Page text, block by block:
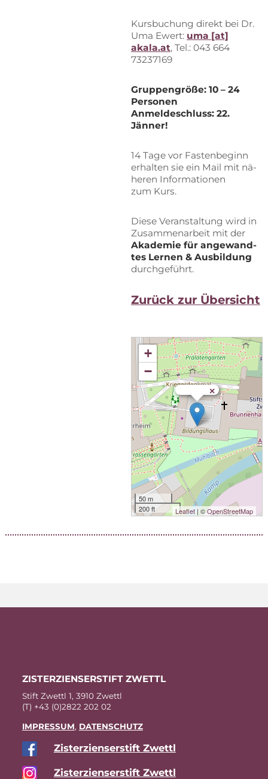
Kurs­bu­chung di­rekt bei Dr.
Uma Ewert: uma [at]
akala.at, Tel.: 043 664
73237169
Grup­pen­grö­ße: 10 – 24
Personen
An­mel­de­schluss: 22.
Jänner!
14 Tage vor Fas­ten­be­ginn
er­hal­ten sie ein Mail mit nä­
he­ren In­for­ma­tio­nen
zum Kurs.
Die­se Ver­an­stal­tung wird in
Zu­sam­men­ar­beit mit der
Aka­de­mie für an­ge­wand­
tes Ler­nen & Aus­bil­dung
durchgeführt.
Zu­rück zur Übersicht
×
+
−
50 m
200 ft
Leaflet | ©OpenStreetMap
ZIS­TER­ZI­EN­SER­STIFT ZWETTL
Stift Zwettl 1, 3910 Zwettl
(T) +43 (0)2822 202 02
IM­PRES­SUM, DA­TEN­SCHUTZ
Zis­ter­zi­en­ser­stift Zwettl
Zis­ter­zi­en­ser­stift Zwettl